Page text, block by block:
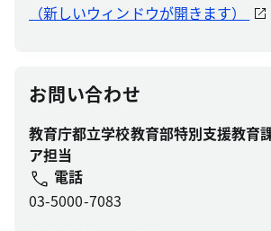
（新しいウィンドウが開きます）
お問い合わせ
教育庁都立学校教育部特別支援教育
ア担当
電話
03-5000-7083